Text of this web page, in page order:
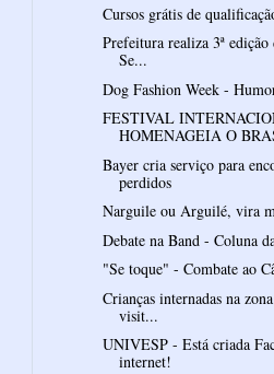
Cursos grátis de
Prefeitura realiza 3ª
Se...
Dog Fashion Week -
FESTIVAL
HOMENAGEIA O
Bayer cria serviço para
perdidos
Narguile ou Arguilé, vira
Debate na Band - Coluna
"Se toque" - Combate ao
Crianças internadas na
visit...
UNIVESP - Está criada
internet!